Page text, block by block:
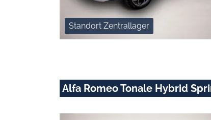
Standort Zentrallager
Alfa Romeo Tonale Hybrid